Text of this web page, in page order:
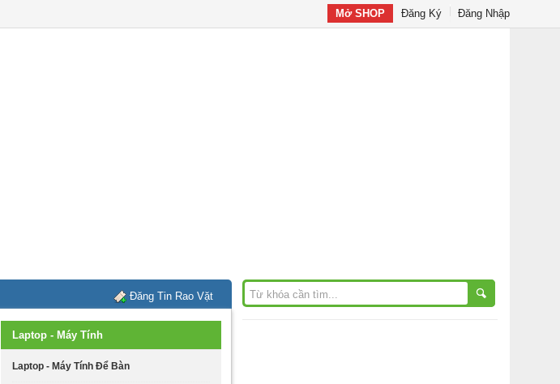
Mở SHOP Đăng Ký Đăng Nhập
Đăng Tin Rao Vặt
Laptop - Máy Tính
Laptop - Máy Tính Để Bàn